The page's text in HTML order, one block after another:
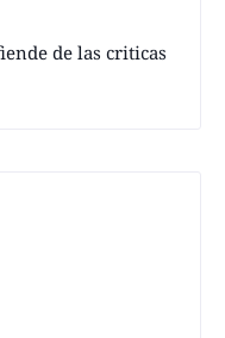
de las criticas